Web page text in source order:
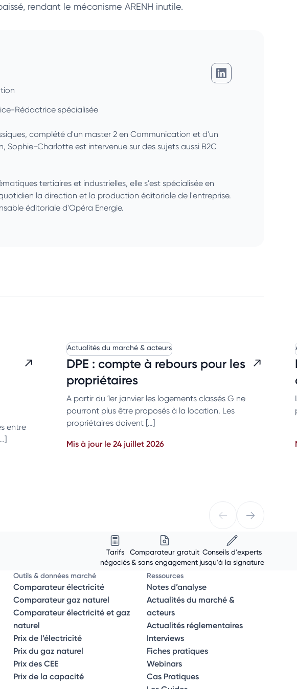
rendant le mécanisme ARENH inutile.
Charlotte
Rédactrice spécialisée
complété d'un master 2 en Communication et d'un
Sophie-Charlotte est intervenue sur des sujets aussi B2C
tertiaires et industrielles, elle s'est spécialisée en
la direction et la production éditoriale de l'entreprise.
éditoriale d'Opéra Energie.
entre
Actualités du marché & acteurs
DPE : compte à rebours pour les
propriétaires
A partir du 1er janvier les logements classés G ne
pourront plus être proposés à la location. Les
propriétaires doivent […]
Mis à jour le 24 juillet 2026
Tarifs
négociés
Comparateur gratuit
& sans engagement
Conseils d'experts
jusqu'à la signature
Outils & données marché
Comparateur électricité
Comparateur gaz naturel
Comparateur électricité et gaz
naturel
Prix de l’électricité
Prix du gaz naturel
Prix des CEE
Prix de la capacité
Ressources
Notes d’analyse
Actualités du marché &
acteurs
Actualités réglementaires
Interviews
Fiches pratiques
Webinars
Cas Pratiques